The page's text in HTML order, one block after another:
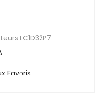
LC1D32P7
Favoris